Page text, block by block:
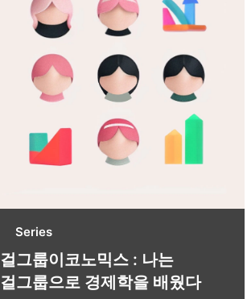
Series
걸그룹이코노믹스 : 나는
걸그룹으로 경제학을 배웠다